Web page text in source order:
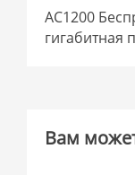
AC1200
гигабитная
Вам